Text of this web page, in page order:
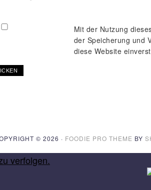
Mit der Nutzung
der Speicherung und
diese Website
© 2026 · FOODIE PRO THEME BY
verfolgen.